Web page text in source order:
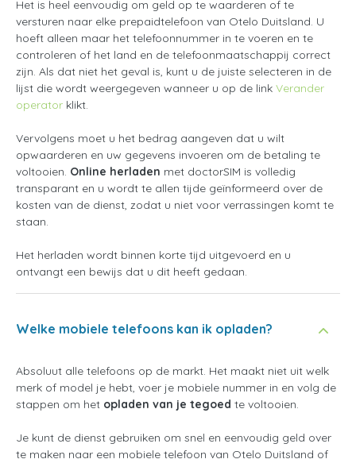
Het is heel eenvoudig om geld op te waarderen of te
versturen naar elke prepaidtelefoon van Otelo Duitsland. U
hoeft alleen maar het telefoonnummer in te voeren en te
controleren of het land en de telefoonmaatschappij correct
zijn. Als dat niet het geval is, kunt u de juiste selecteren in de
lijst die wordt weergegeven wanneer u op de link Verander
operator klikt.
Vervolgens moet u het bedrag aangeven dat u wilt
opwaarderen en uw gegevens invoeren om de betaling te
voltooien. Online herladen met doctorSIM is volledig
transparant en u wordt te allen tijde geïnformeerd over de
kosten van de dienst, zodat u niet voor verrassingen komt te
staan.
Het herladen wordt binnen korte tijd uitgevoerd en u
ontvangt een bewijs dat u dit heeft gedaan.
Welke mobiele telefoons kan ik opladen?
Absoluut alle telefoons op de markt. Het maakt niet uit welk
merk of model je hebt, voer je mobiele nummer in en volg de
stappen om het opladen van je tegoed te voltooien.
Je kunt de dienst gebruiken om snel en eenvoudig geld over
te maken naar een mobiele telefoon van Otelo Duitsland of